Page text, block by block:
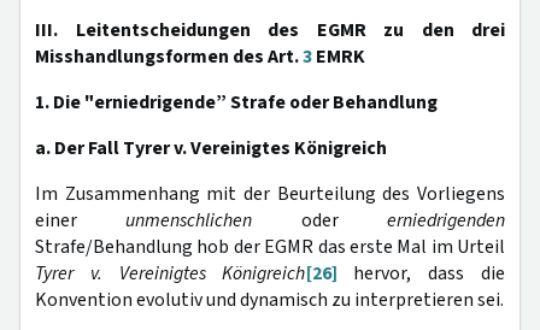
III. Leitentscheidungen des EGMR zu den drei
Misshandlungsformen des Art.3EMRK
1. Die "erniedrigende” Strafe oder Behandlung
a. Der Fall Tyrer v. Vereinigtes Königreich
Im Zusammenhang mit der Beurteilung des Vorliegens
einerunmenschlichen odererniedrigenden
Strafe/Behandlung hob der EGMR das erste Mal im Urteil
Tyrer v. Vereinigtes Königreich[26] hervor, dass die
Konvention evolutiv und dynamisch zu interpretieren sei.